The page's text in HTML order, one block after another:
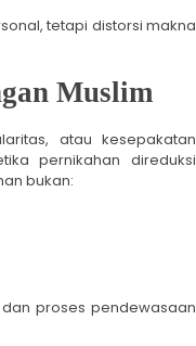
tetapi distorsi makna
Muslim
atau kesepakatan
pernikahan direduksi
bukan:
proses pendewasaan